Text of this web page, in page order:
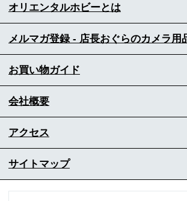
オリエンタルホビーとは
メルマガ登録 - 店長おぐらのカメラ用
お買い物ガイド
会社概要
アクセス
サイトマップ